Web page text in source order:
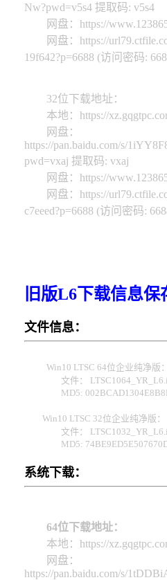
Nw?pwd=v5s4 提取码: v5s4
网盘：https://
网盘：https://
19f642?p=6688 (访问密码:
32位下载地址：
本地：https://
网盘：
https://pan.baidu.com/s/
pwd=vxaj 提取码: vxaj
网盘：https://
网盘：https://
c7eeed?p=6688 (访问密码:
旧版L6下载信息保
文件信息：
Win10 LTSC 64位企业纯净版：
文件： LTSC1064_YR_L6.iso
MD5:
Win10 LTSC 32位企业纯净版：
文件： LTSC1032_YR_L6.iso
MD5:
系统下载：
64位下载地址：
本地：https://
网盘：
https://pan.baidu.com/s/